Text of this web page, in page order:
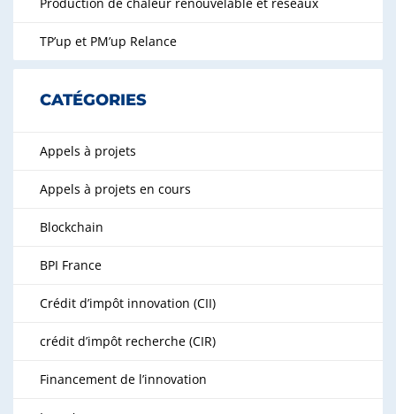
TP’up et PM’up Relance
CATÉGORIES
Appels à projets
Appels à projets en cours
Blockchain
BPI France
Crédit d’impôt innovation (CII)
crédit d’impôt recherche (CIR)
Financement de l’innovation